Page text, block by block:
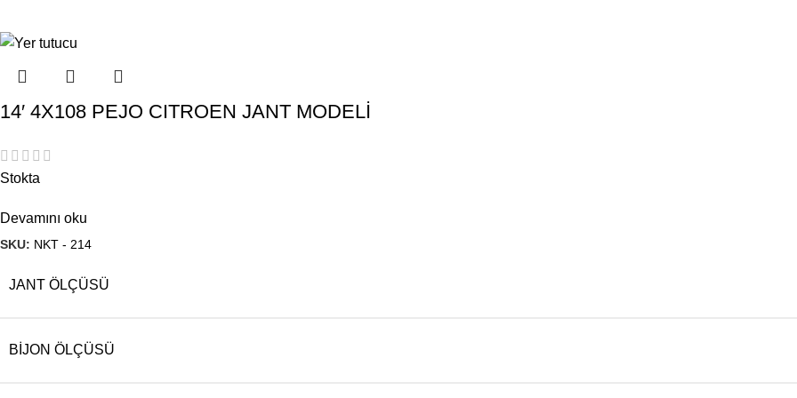
14′ 4X108 PEJO CITROEN JANT MODELİ
Stokta
Devamını oku
SKU: NKT - 214
JANT ÖLÇÜSÜ
BIJON ÖLÇÜSÜ